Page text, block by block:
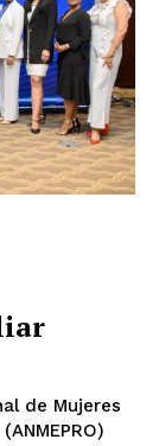
de Mujeres